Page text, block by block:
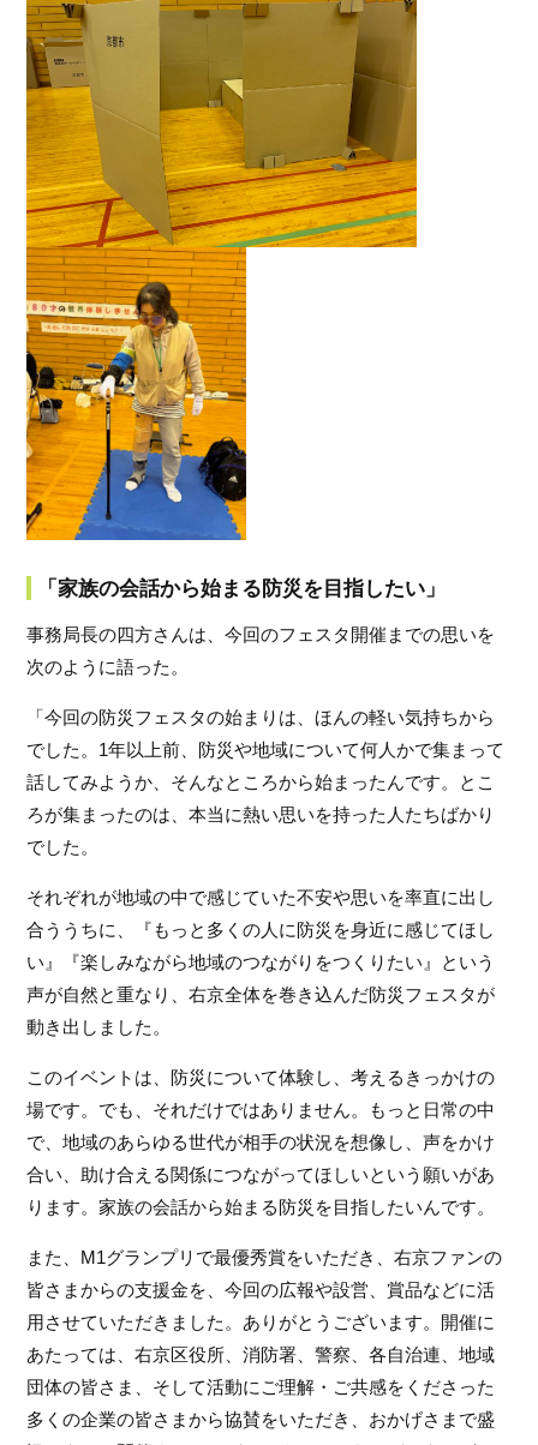
「家族の会話から始まる防災を目指したい」
事務局長の四方さんは、今回のフェスタ開催までの思いを
次のように語った。
「今回の防災フェスタの始まりは、ほんの軽い気持ちから
でした。1年以上前、防災や地域について何人かで集まって
話してみようか、そんなところから始まったんです。とこ
ろが集まったのは、本当に熱い思いを持った人たちばかり
でした。
それぞれが地域の中で感じていた不安や思いを率直に出し
合ううちに、『もっと多くの人に防災を身近に感じてほし
い』『楽しみながら地域のつながりをつくりたい』という
声が自然と重なり、右京全体を巻き込んだ防災フェスタが
動き出しました。
このイベントは、防災について体験し、考えるきっかけの
場です。でも、それだけではありません。もっと日常の中
で、地域のあらゆる世代が相手の状況を想像し、声をかけ
合い、助け合える関係につながってほしいという願いがあ
ります。家族の会話から始まる防災を目指したいんです。
また、M1グランプリで最優秀賞をいただき、右京ファンの
皆さまからの支援金を、今回の広報や設営、賞品などに活
用させていただきました。ありがとうございます。開催に
あたっては、右京区役所、消防署、警察、各自治連、地域
団体の皆さま、そして活動にご理解・ご共感をくださった
多くの企業の皆さまから協賛をいただき、おかげさまで盛